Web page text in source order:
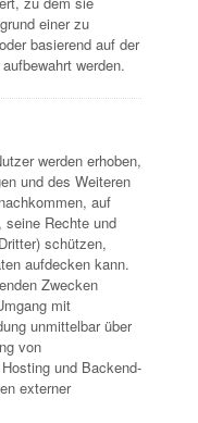
einer zu
basierend auf der
werden.
werden erhoben,
und des Weiteren
auf
seine Rechte und
schützen,
aufdecken kann.
Zwecken
mit
unmittelbar über
von
und Backend-
externer